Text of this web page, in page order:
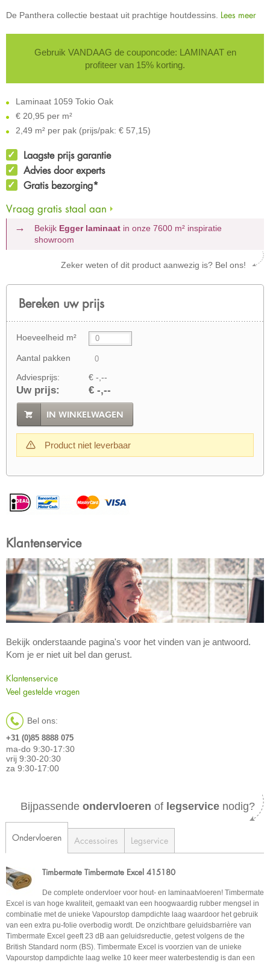
De Panthera collectie bestaat uit prachtige houtdessins. Lees meer
Gebruik VANDAAG de couponcode: LAMINAAT en
profiteer van 15% korting.
Laminaat 1059 Tokio Oak
€ 20,95 per m²
2,49 m² per pak (prijs/pak: € 57,15)
Laagste prijs garantie
Advies door experts
Gratis bezorging*
Vraag gratis staal aan
Bekijk Egger laminaatin onze 7600 m² inspiratie
showroom
Zeker weten of dit product aanwezig is? Bel ons!
Bereken uw prijs
Hoeveelheid m²
Aantal pakken
Adviesprijs: € -,--
Uw prijs: € -,--
IN WINKELWAGEN
Product niet leverbaar
Klantenservice
Bekijk onderstaande pagina's voor het vinden van je antwoord.
Kom je er niet uit bel dan gerust.
Klantenservice
Veel gestelde vragen
Bel ons:
+31 (0)85 8888 075
ma-do 9:30-17:30
vrij 9:30-20:30
za 9:30-17:00
Bijpassende ondervloeren of legservice nodig?
Ondervloeren Accessoires Legservice
Timbermate Timbermate Excel 415180
De complete ondervloer voor hout- en laminaatvloeren! Timbermate
Excel is van hoge kwaliteit, gemaakt van een hoogwaardig rubber mengsel in
combinatie met de unieke Vapourstop dampdichte laag waardoor het gebruik
van een extra pu-folie overbodig wordt. De onzichtbare geluidsbarrière van
Timbermate Excel geeft 23 dB aan geluidsreductie, getest volgens de the
British Standard norm (BS). Timbermate Excel is voorzien van de unieke
Vapourstop dampdichte laag welke 10 keer meer waterbestendig is dan een